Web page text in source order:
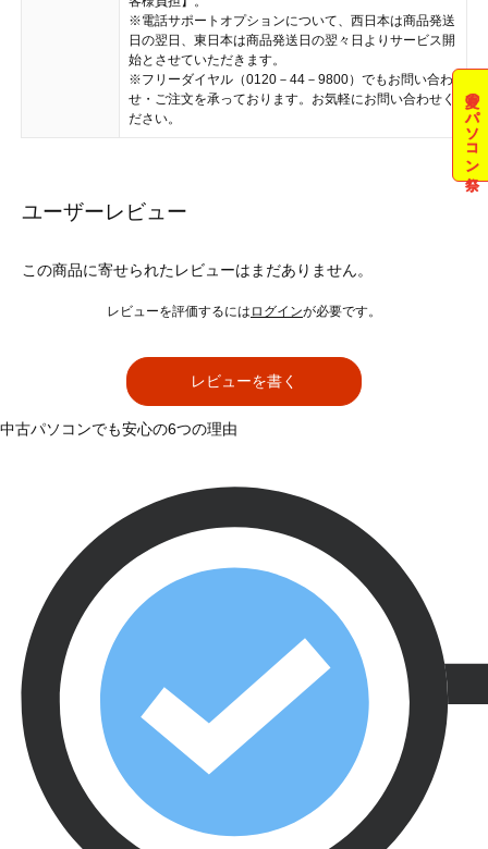
※電話サポートオプションについて、西日本は商品発送
日の翌日、東日本は商品発送日の翌々日よりサービス開
始とさせていただきます。
※フリーダイヤル（0120－44－9800）でもお問い合わ
せ・ご注文を承っております。お気軽にお問い合わせく
ださい。
ユーザーレビュー
この商品に寄せられたレビューはまだありません。
レビューを評価するには ログインが必要です。
レビューを書く
夏のパソコン祭
中古パソコンでも安心の6つの理由